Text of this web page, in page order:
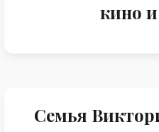
кино
Семья